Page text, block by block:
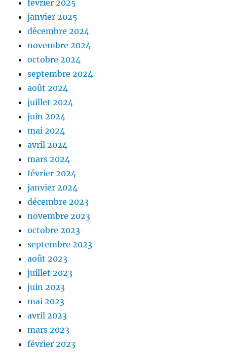
février 2025
janvier 2025
décembre 2024
novembre 2024
octobre 2024
septembre 2024
août 2024
juillet 2024
juin 2024
mai 2024
avril 2024
mars 2024
février 2024
janvier 2024
décembre 2023
novembre 2023
octobre 2023
septembre 2023
août 2023
juillet 2023
juin 2023
mai 2023
avril 2023
mars 2023
février 2023